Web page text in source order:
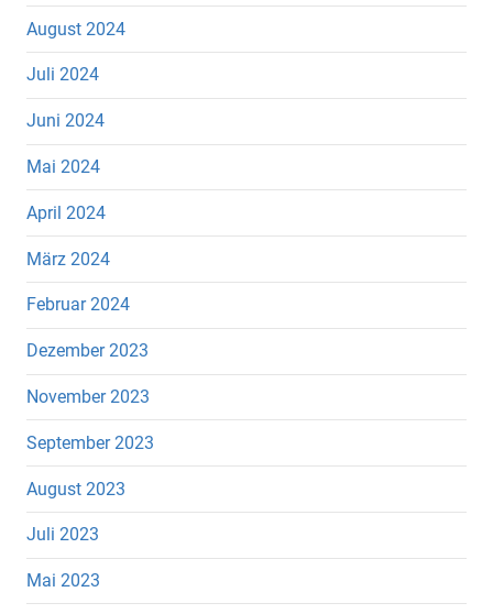
August 2024
Juli 2024
Juni 2024
Mai 2024
April 2024
März 2024
Februar 2024
Dezember 2023
November 2023
September 2023
August 2023
Juli 2023
Mai 2023